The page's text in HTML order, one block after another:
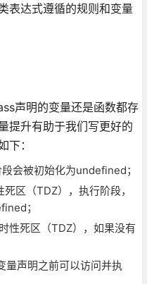
表达式遵循的规则和变量
声明的变量还是函数都存
提升有助于我们写更好的
下：
会被初始化为undefined；
区（TDZ），执行阶段，
；
性死区（TDZ），如果没有
声明之前可以访问并执